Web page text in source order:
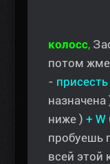
колосс,
потом
- присесть
назначена
ниже ) + W
пробуешь
всей этой